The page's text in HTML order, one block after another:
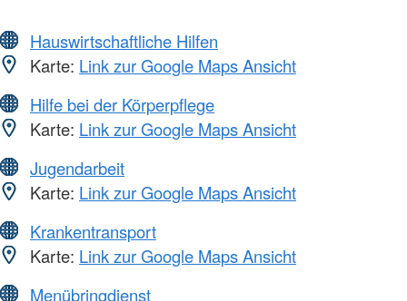
Hauswirtschaftliche Hilfen
Karte: Link zur Google Maps Ansicht
Hilfe bei der Körperpflege
Karte: Link zur Google Maps Ansicht
Jugendarbeit
Karte: Link zur Google Maps Ansicht
Krankentransport
Karte: Link zur Google Maps Ansicht
Menübringdienst